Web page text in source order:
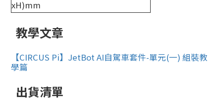
xH)mm
教學文章
【CIRCUS Pi】JetBot AI自駕車套件-單元(一) 組裝教
學篇
出貨清單